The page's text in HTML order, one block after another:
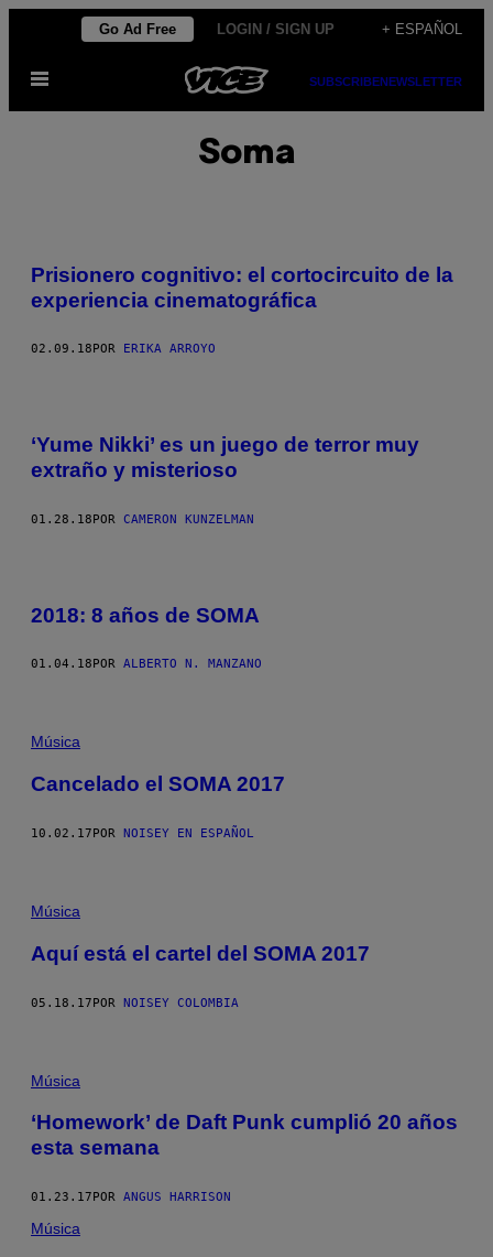
contenido
Go Ad Free LOGIN / SIGN UP + ESPAÑOL
Abrir
SUBSCRIBENEWSLETTER
Soma
Prisionero cognitivo: el cortocircuito de la
experiencia cinematográfica
02.09.18 POR ERIKA ARROYO
‘Yume Nikki’ es un juego de terror muy
extraño y misterioso
01.28.18POR CAMERON KUNZELMAN
2018: 8 años de SOMA
01.04.18 POR ALBERTO N. MANZANO
Música
Cancelado el SOMA 2017
10.02.17POR NOISEY EN ESPAÑOL
Música
Aquí está el cartel del SOMA 2017
05.18.17POR NOISEY COLOMBIA
Música
‘Homework’ de Daft Punk cumplió 20 años
esta semana
01.23.17 POR ANGUS HARRISON
Música